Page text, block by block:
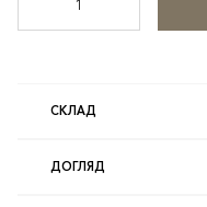
СКЛАД
ДОГЛЯД